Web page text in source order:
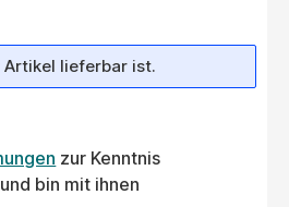
lieferbar ist.
zur Kenntnis
bin mit ihnen